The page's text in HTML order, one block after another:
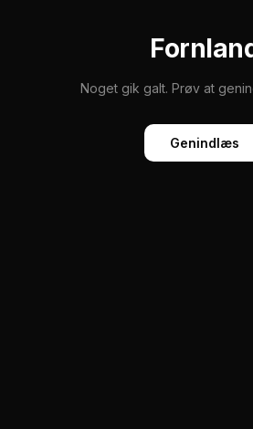
Noget gik galt. Prøv at
Genindlæs